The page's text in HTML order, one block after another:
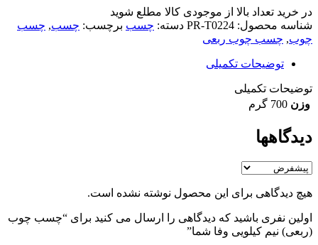
در خرید تعداد بالا از موجودی کالا مطلع شوید
شناسه محصول: PR-T0224 دسته: چسب برچسب: چسب, چسب
چوب, چسب چوب ربعی
توضیحات تکمیلی
توضیحات تکمیلی
وزن 700 گرم
دیدگاهها
هیچ دیدگاهی برای این محصول نوشته نشده است.
اولین نفری باشید که دیدگاهی را ارسال می کنید برای “چسب چوب
(ربعی) نیم کیلویی وفا شما”